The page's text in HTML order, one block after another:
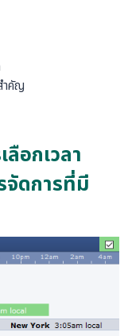
ำคัญ
อกเวลา
จัดการที่มี